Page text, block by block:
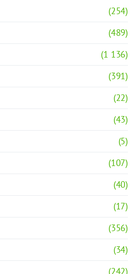
(254)
(489)
(1 136)
(391)
(22)
(43)
(5)
(107)
(40)
(17)
(356)
(34)
(242)